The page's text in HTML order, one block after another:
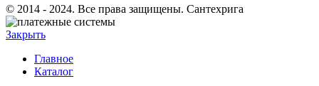
© 2014 - 2024. Все права защищены. Сантехрига
Закрыть
Главное
Каталог